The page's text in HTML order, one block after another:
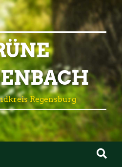
Regensburg